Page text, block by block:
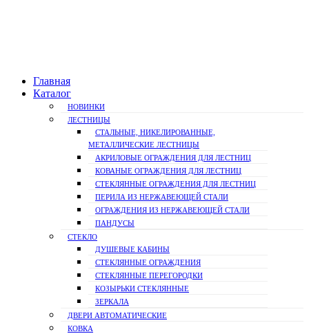
Главная
Каталог
НОВИНКИ
ЛЕСТНИЦЫ
СТАЛЬНЫЕ, НИКЕЛИРОВАННЫЕ,
МЕТАЛЛИЧЕСКИЕ ЛЕСТНИЦЫ
АКРИЛОВЫЕ ОГРАЖДЕНИЯ ДЛЯ ЛЕСТНИЦ
КОВАНЫЕ ОГРАЖДЕНИЯ ДЛЯ ЛЕСТНИЦ
СТЕКЛЯННЫЕ ОГРАЖДЕНИЯ ДЛЯ ЛЕСТНИЦ
ПЕРИЛА ИЗ НЕРЖАВЕЮЩЕЙ СТАЛИ
ОГРАЖДЕНИЯ ИЗ НЕРЖАВЕЮЩЕЙ СТАЛИ
ПАНДУСЫ
СТЕКЛО
ДУШЕВЫЕ КАБИНЫ
СТЕКЛЯННЫЕ ОГРАЖДЕНИЯ
СТЕКЛЯННЫЕ ПЕРЕГОРОДКИ
КОЗЫРЬКИ СТЕКЛЯННЫЕ
ЗЕРКАЛА
ДВЕРИ АВТОМАТИЧЕСКИЕ
КОВКА